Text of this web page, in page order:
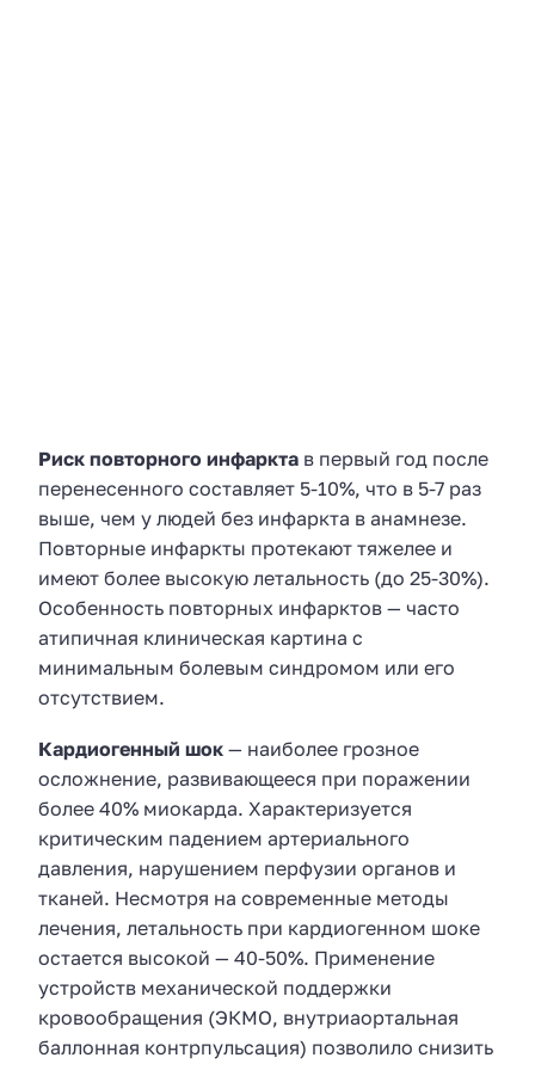
Риск повторного инфаркта в первый год после
перенесенного составляет 5-10%, что в 5-7 раз
выше, чем у людей без инфаркта в анамнезе.
Повторные инфаркты протекают тяжелее и
имеют более высокую летальность (до 25-30%).
Особенность повторных инфарктов — часто
атипичная клиническая картина с
минимальным болевым синдромом или его
отсутствием.
Кардиогенный шок — наиболее грозное
осложнение, развивающееся при поражении
более 40% миокарда. Характеризуется
критическим падением артериального
давления, нарушением перфузии органов и
тканей. Несмотря на современные методы
лечения, летальность при кардиогенном шоке
остается высокой — 40-50%. Применение
устройств механической поддержки
кровообращения (ЭКМО, внутриаортальная
баллонная контрпульсация) позволило снизить